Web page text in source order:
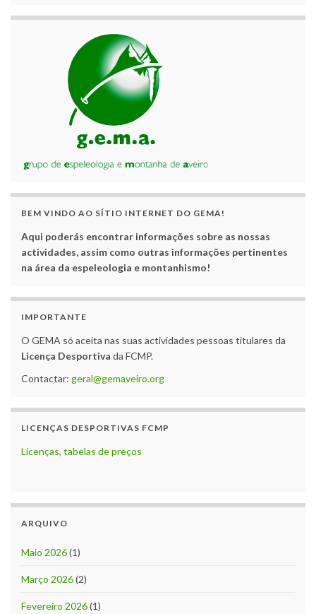
BEM VINDO AO SÍTIO INTERNET DO GEMA!
Aqui poderás encontrar informações sobre as nossas
actividades, assim como outras informações pertinentes
na área da espeleologia e montanhismo!
IMPORTANTE
O GEMA só aceita nas suas actividades pessoas titulares da
Licença Desportiva da FCMP.
Contactar: geral@gemaveiro.org
LICENÇAS DESPORTIVAS FCMP
Licenças, tabelas de preços
ARQUIVO
Maio 2026(1)
Março 2026(2)
Fevereiro 2026(1)